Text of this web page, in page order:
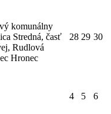
komunálny
Stredná, časť
Rudlová
Hronec
28 29 30
4 5
6